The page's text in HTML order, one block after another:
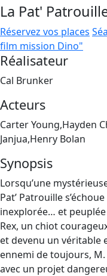
La Pat'
Réservez vos places
film mission Dino"
Réalisateur
Cal Brunker
Acteurs
Carter Young,Hayden
Janjua,Henry Bolan
Synopsis
Lorsqu’une
Pat’ Patrouille
inexplorée… et
Rex, un chiot
et devenu un véritable
ennemi de toujours, M.
avec un projet